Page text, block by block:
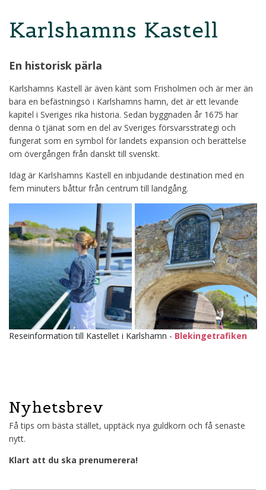
Karlshamns Kastell
En historisk pärla
Karlshamns Kastell är även känt som Frisholmen och är mer än
bara en befästningsö i Karlshamns hamn, det är ett levande
kapitel i Sveriges rika historia. Sedan byggnaden år 1675 har
denna ö tjänat som en del av Sveriges försvarsstrategi och
fungerat som en symbol för landets expansion och berättelse
om övergången från danskt till svenskt.
Idag är Karlshamns Kastell en inbjudande destination med en
fem minuters båttur från centrum till landgång.
Reseinformation till Kastellet i Karlshamn - Blekingetrafiken
Nyhetsbrev
Få tips om bästa stället, upptäck nya guldkorn och få senaste
nytt.
Klart att du ska prenumerera!